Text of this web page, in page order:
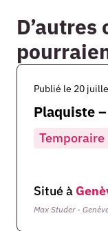
Publié le 20
Plaquiste
Temporaire
Situé à
Max Studer -